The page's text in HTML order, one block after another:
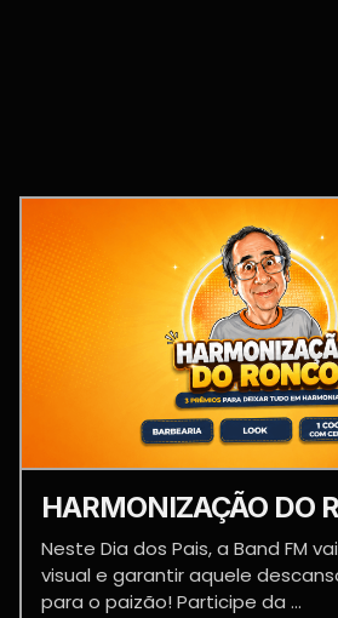
HARMONIZAÇÃO DO
Neste Dia dos Pais, a Band FM
visual e garantir aquele
para o paizão! Participe da ...